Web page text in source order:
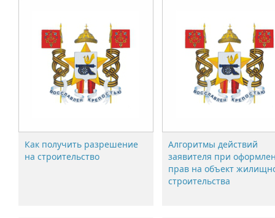
Как получить разрешение
на строительство
Алгоритмы действий
заявителя при
прав на объект
строительства